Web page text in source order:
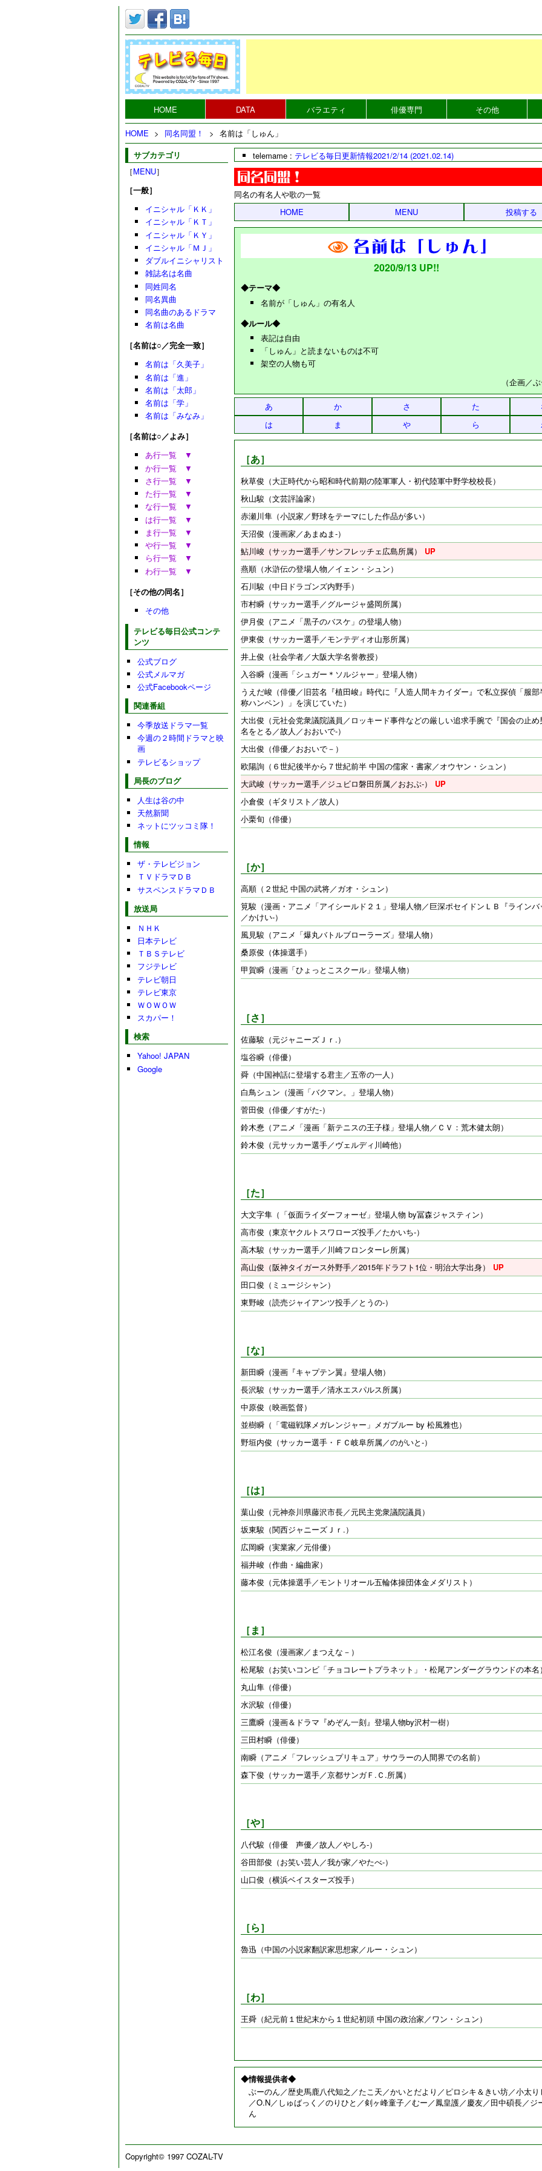
HOME DATA バラエティ 俳優専門 その他
HOME > 同名同盟！ > 名前は「しゅん」
telemame : テレビる毎日更新情報2021/2/14 (2021.02.14)
同名の有名人や歌の一覧
HOME
MENU 投稿する
2020/9/13 UP!!
◆テーマ◆
名前が「しゅん」の有名人
◆ルール◆
表記は自由
「しゅん」と読まないものは不可
架空の人物も可
（企画／
あ か さ た
は
ま や ら
［あ］
秋草俊（大正時代から昭和時代前期の陸軍軍人・初代陸軍中野学校校長）
秋山駿（文芸評論家）
赤瀬川隼（小説家／野球をテーマにした作品が多い）
天沼俊（漫画家／あまぬま-）
鮎川峻（サッカー選手／サンフレッチェ広島所属）
燕順（水滸伝の登場人物／イェン・シュン）
石川駿（中日ドラゴンズ内野手）
市村瞬（サッカー選手／グルージャ盛岡所属）
伊月俊（アニメ「黒子のバスケ」の登場人物）
伊東俊（サッカー選手／モンテディオ山形所属）
井上俊（社会学者／大阪大学名誉教授）
入谷瞬（漫画「シュガー＊ソルジャー」登場人物）
うえだ峻（俳優／旧芸名『植田峻』時代に『人造人間キカイダー』で私立探偵「服
称ハンペン）」を演じていた）
大出俊（元社会党衆議院議員／ロッキード事件などの厳しい追求手腕で『国会の止
名をとる／故人／おおいで-）
大出俊（俳優／おおいで－）
欧陽詢（６世紀後半から７世紀前半 中国の儒家・書家／オウヤン・シュン）
大武峻（サッカー選手／ジュビロ磐田所属／おおぶ-）
小倉俊（ギタリスト／故人）
小栗旬（俳優）
［か］
高順（２世紀 中国の武将／ガオ・シュン）
筧駿（漫画・アニメ「アイシールド２１」登場人物／巨深ポセイドンＬＢ『ライン
／かけい-）
風見駿（アニメ「爆丸バトルブローラーズ」登場人物）
桑原俊（体操選手）
甲賀瞬（漫画「ひょっとこスクール」登場人物）
［さ］
佐藤駿（元ジャニーズＪｒ.）
塩谷瞬（俳優）
舜（中国神話に登場する君主／五帝の一人）
白鳥シュン（漫画「バクマン。」登場人物）
菅田俊（俳優／すがた-）
鈴木惷（アニメ「漫画「新テニスの王子様」登場人物／ＣＶ：荒木健太朗）
鈴木俊（元サッカー選手／ヴェルディ川崎他）
［た］
大文字隼（「仮面ライダーフォーゼ」登場人物 by冨森ジャスティン）
高市俊（東京ヤクルトスワローズ投手／たかいち-）
高木駿（サッカー選手／川崎フロンターレ所属）
高山俊（阪神タイガース外野手／2015年ドラフト1位・明治大学出身）
田口俊（ミュージシャン）
東野峻（読売ジャイアンツ投手／とうの-）
［な］
新田瞬（漫画『キャプテン翼』登場人物）
長沢駿（サッカー選手／清水エスパルス所属）
中原俊（映画監督）
並樹瞬（「電磁戦隊メガレンジャー」メガブルー by 松風雅也）
野垣内俊（サッカー選手・ＦＣ岐阜所属／のがいと-）
［は］
葉山俊（元神奈川県藤沢市長／元民主党衆議院議員）
坂東駿（関西ジャニーズＪｒ.）
広岡瞬（実業家／元俳優）
福井峻（作曲・編曲家）
藤本俊（元体操選手／モントリオール五輪体操団体金メダリスト）
［ま］
松江名俊（漫画家／まつえな－）
松尾駿（お笑いコンビ「チョコレートプラネット」・松尾アンダーグラウンドの本名
丸山隼（俳優）
水沢駿（俳優）
三鷹瞬（漫画＆ドラマ『めぞん一刻』登場人物by沢村一樹）
三田村瞬（俳優）
南瞬（アニメ「フレッシュプリキュア」サウラーの人間界での名前）
森下俊（サッカー選手／京都サンガＦ.Ｃ.所属）
［や］
八代駿（俳優 声優／故人／やしろ-）
谷田部俊（お笑い芸人／我が家／やたべ-）
山口俊（横浜ベイスターズ投手）
［ら］
魯迅（中国の小説家翻訳家思想家／ルー・シュン）
［わ］
王舜（紀元前１世紀末から１世紀初頭 中国の政治家／ワン・シュン）
◆情報提供者◆
ぶーのん／歴史馬鹿八代知之／たこ天／かいとだより／ピロシキ＆きい坊／小太
／O.N／しゅばっく／のりひと／剣ヶ峰童子／むー／鳳皇護／慶友／田中碩長／ジ
ん
サブカテゴリ
［MENU］
［一般］
イニシャル「ＫＫ」
イニシャル「ＫＴ」
イニシャル「ＫＹ」
イニシャル「ＭＪ」
ダブルイニシャリスト
雑誌名は名曲
同姓同名
同名異曲
同名曲のあるドラマ
名前は名曲
［名前は○／完全一致］
名前は「久美子」
名前は「進」
名前は「太郎」
名前は「学」
名前は「みなみ」
［名前は○／よみ］
あ行一覧 ▼
か行一覧 ▼
さ行一覧 ▼
た行一覧 ▼
な行一覧 ▼
は行一覧 ▼
ま行一覧 ▼
や行一覧 ▼
ら行一覧 ▼
わ行一覧 ▼
［その他の同名］
その他
テレビる毎日公式コンテ
ンツ
公式ブログ
公式メルマガ
公式Facebookページ
関連番組
今季放送ドラマ一覧
今週の２時間ドラマと映
画
テレビるショップ
局長のブログ
人生は谷の中
天然新聞
ネットにツッコミ隊！
情報
ザ・テレビジョン
ＴＶドラマＤＢ
サスペンスドラマＤＢ
放送局
ＮＨＫ
日本テレビ
ＴＢＳテレビ
フジテレビ
テレビ朝日
テレビ東京
ＷＯＷＯＷ
スカパー！
検索
Yahoo! JAPAN
Google
Copyright© 1997 COZAL-TV